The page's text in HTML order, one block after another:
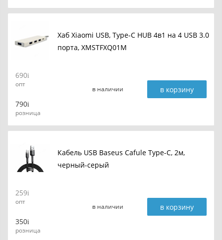
Хаб Xiaomi USB, Type-C HUB 4в1 на 4 USB 3.0
порта, XMSTFXQ01M
690
опт
790
розница
в наличии в корзину
Кабель USB Baseus Cafule Type-C, 2м,
черный-серый
259
опт
350
розница
в наличии в корзину